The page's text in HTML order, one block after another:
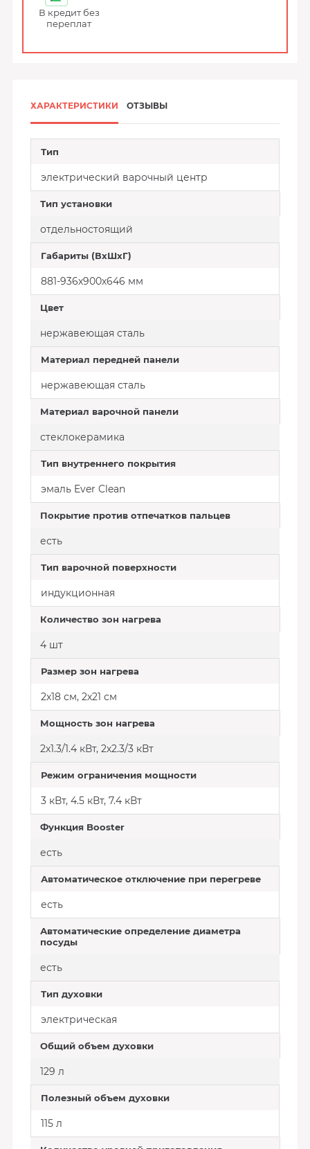
В кредит без
переплат
ХАРАКТЕРИСТИКИ ОТЗЫВЫ
Тип
электрический варочный центр
Тип установки
отдельностоящий
Габариты (ВхШхГ)
881-936х900х646 мм
Цвет
нержавеющая сталь
Материал передней панели
нержавеющая сталь
Материал варочной панели
стеклокерамика
Тип внутреннего покрытия
эмаль Ever Clean
Покрытие против отпечатков пальцев
есть
Тип варочной поверхности
индукционная
Количество зон нагрева
4 шт
Размер зон нагрева
2х18 см, 2х21 см
Мощность зон нагрева
2х1.3/1.4 кВт, 2х2.3/3 кВт
Режим ограничения мощности
3 кВт, 4.5 кВт, 7.4 кВт
Функция Booster
есть
Автоматическое отключение при перегреве
есть
Автоматические определение диаметра
посуды
есть
Тип духовки
электрическая
Общий объем духовки
129 л
Полезный объем духовки
115 л